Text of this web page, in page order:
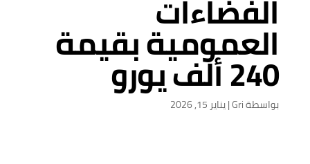
الفضاءات
العمومية بقيمة
240 ألف يورو
بواسطةGri
|يناير 15, 2026